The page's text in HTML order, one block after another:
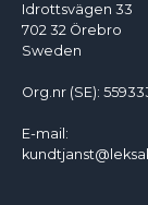
Idrottsvägen 33
702 32 Örebro
Sweden
Org.nr (SE):
E-mail: